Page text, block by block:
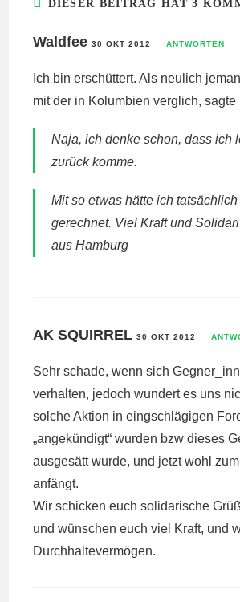
DIESER BEITRAG HAT 3
Waldfee30 OKT 2012 ANTWORTEN
Ich bin erschüttert. Als neulich
mit der in Kolumbien verglich, sagte
Naja, ich denke schon, dass ich
zurück komme.
Mit so etwas hätte ich
gerechnet. Viel Kraft und
aus Hamburg
AK SQUIRREL 30 OKT 2012
Sehr schade, wenn sich
verhalten, jedoch wundert es uns
solche Aktion in eingschlägigen
„angekündigt“ wurden bzw dieses
ausgesätt wurde, und jetzt wohl
anfängt.
Wir schicken euch solidarische
und wünschen euch viel Kraft, und
Durchhaltevermögen.